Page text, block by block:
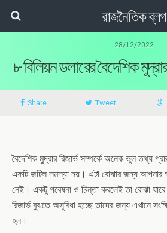
রাজনৈতিক ব্লগ
28/12/2022
৮ বিলিয়ন ডলারের বৈদেশিক
Share Tweet
বৈদেশিক মুদ্রার রিজার্ভ সম্পর্কে অনেক ভুল তথ্য
একটি জটিল সমস্যা নয়। এটা বোঝার জন্য আপনার
নেই। একটু গবেষনা ও চিন্তা করলেই তা বোঝা
রিজার্ভ বুঝতে অসুবিধা হচ্ছে তাদের জন্য এখানে
হল।